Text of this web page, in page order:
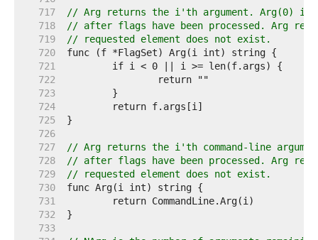
   717
// Arg returns the i'th argument. Arg(0) is
   718
// after flags have been processed. Arg
   719
// requested element does not exist.
   720
   721
   722
   723
   724
   725
   726
   727
// Arg returns the i'th command-line
   728
// after flags have been processed. Arg
   729
// requested element does not exist.
   730
   731
   732
   733